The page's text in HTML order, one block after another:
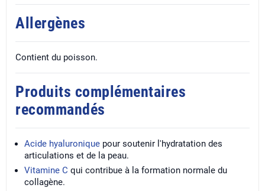
Allergènes
Contient du poisson.
Produits complémentaires
recommandés
Acide hyaluronique pour soutenir l'hydratation des
articulations et de la peau.
Vitamine C qui contribue à la formation normale du
collagène.